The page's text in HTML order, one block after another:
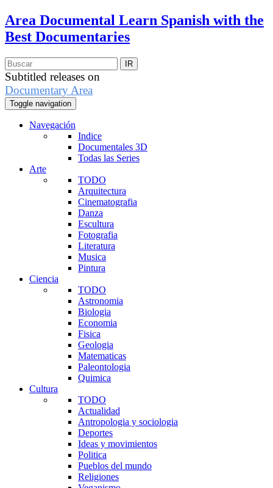
Area Documental Learn Spanish with the
Best Documentaries
Subtitled releases on
Documentary Area
Toggle navigation
Navegación
Indice
Documentales 3D
Todas las Series
Arte
TODO
Arquitectura
Cinematografia
Danza
Escultura
Fotografia
Literatura
Musica
Pintura
Ciencia
TODO
Astronomia
Biologia
Economia
Fisica
Geologia
Matematicas
Paleontologia
Quimica
Cultura
TODO
Actualidad
Antropologia y sociologia
Deportes
Ideas y movimientos
Politica
Pueblos del mundo
Religiones